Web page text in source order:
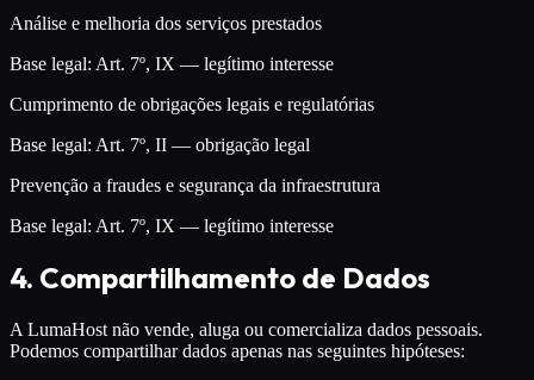
Análise e melhoria dos serviços prestados
Base legal: Art. 7º, IX — legítimo interesse
Cumprimento de obrigações legais e regulatórias
Base legal: Art. 7º, II — obrigação legal
Prevenção a fraudes e segurança da infraestrutura
Base legal: Art. 7º, IX — legítimo interesse
4. Compartilhamento de Dados
A LumaHost não vende, aluga ou comercializa dados pessoais.
Podemos compartilhar dados apenas nas seguintes hipóteses: